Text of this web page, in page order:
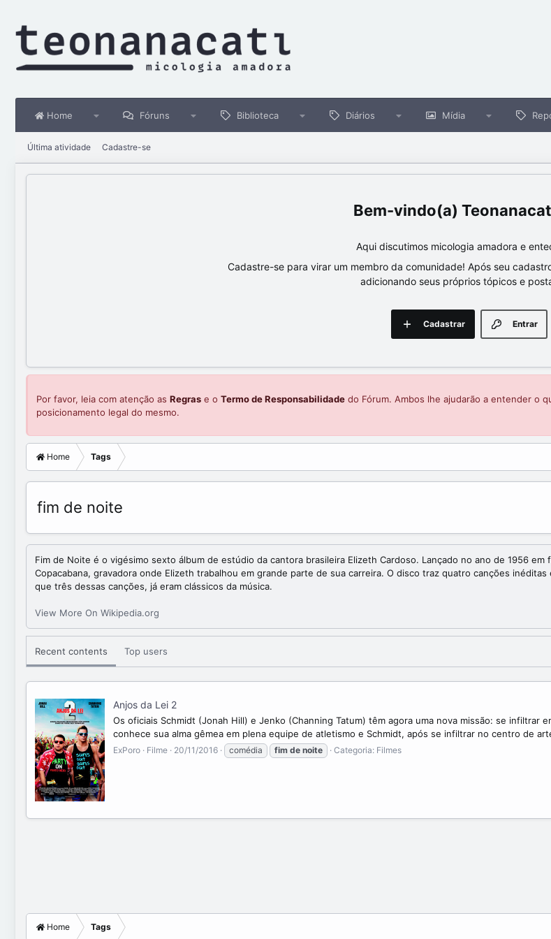
Home Fóruns Biblioteca Diários Mídia
Última atividade Cadastre-se
Aqui discutimos micologia amadora e
Cadastre-se para virar um membro da comunidade! Após seu
adicionando seus próprios tópicos e
Entrar
Cadastrar
Por favor, leia com atenção as Regras e o Termo de Responsabilidade do Fórum. Ambos lhe ajudarão a entender o
posicionamento legal do mesmo.
Home Tags
fim de noite
Fim de Noite é o vigésimo sexto álbum de estúdio da cantora brasileira Elizeth Cardoso. Lançado no ano de 1956
Copacabana, gravadora onde Elizeth trabalhou em grande parte de sua carreira. O disco traz quatro canções
que três dessas canções, já eram clássicos da música.
View More On Wikipedia.org
Recent contents Top users
Anjos da Lei 2
Os oficiais Schmidt (Jonah Hill) e Jenko (Channing Tatum) têm agora uma nova missão: se infiltrar
conhece sua alma gêmea em plena equipe de atletismo e Schmidt, após se infiltrar no centro de
ExPoro Filme 20/11/2016 comédia fim de noite Categoria: Filmes
Home Tags